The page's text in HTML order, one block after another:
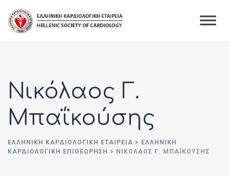
content
Νικόλαος Γ.
Μπαΐκούσης
ΕΛΛΗΝΙΚΉ ΚΑΡΔΙΟΛΟΓΙΚΉ ΕΤΑΙΡΕΊΑ > ΕΛΛΗΝΙΚΗ
ΚΑΡΔΙΟΛΟΓΙΚΗ ΕΠΙΘΕΩΡΗΣΗ > ΝΙΚΌΛΑΟΣ Γ. ΜΠΑΪ́ΚΟΎΣΗΣ